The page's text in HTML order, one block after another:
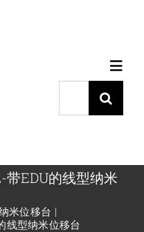
索：
EDU的线型纳米
米位移台
线型纳米位移台